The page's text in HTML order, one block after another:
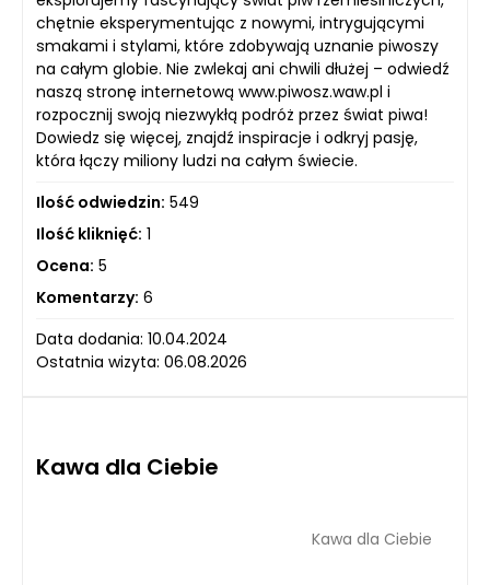
chętnie eksperymentując z nowymi, intrygującymi
smakami i stylami, które zdobywają uznanie piwoszy
na całym globie. Nie zwlekaj ani chwili dłużej – odwiedź
naszą stronę internetową www.piwosz.waw.pl i
rozpocznij swoją niezwykłą podróż przez świat piwa!
Dowiedz się więcej, znajdź inspiracje i odkryj pasję,
która łączy miliony ludzi na całym świecie.
Ilość odwiedzin: 549
Ilość kliknięć: 1
Ocena: 5
Komentarzy: 6
Data dodania: 10.04.2024
Ostatnia wizyta: 06.08.2026
Kawa dla Ciebie
Kawa dla Ciebie